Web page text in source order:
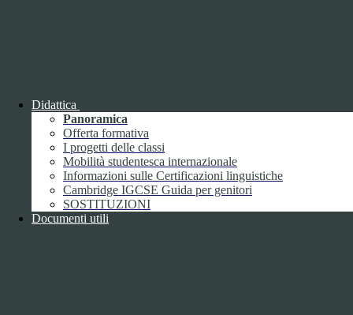
Didattica
Panoramica
Offerta formativa
I progetti delle classi
Mobilità studentesca internazionale
Informazioni sulle Certificazioni linguistiche
Cambridge IGCSE Guida per genitori
SOSTITUZIONI
Documenti utili
2018
Gennaio
Febbraio
Marzo
Aprile